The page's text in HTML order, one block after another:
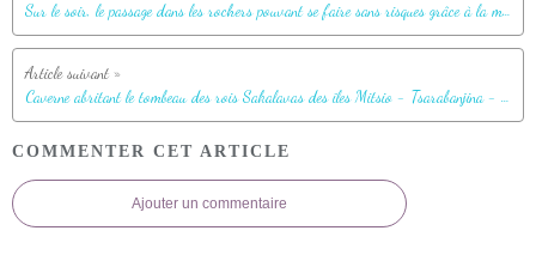
Sur le soir, le passage dans les rochers pouvant se faire sans risques grâce à la marée basse, je décide de partir honorer les rois Sakalavas des îles Mitsio - Tsarabanjina - Madagascar
Caverne abritant le tombeau des rois Sakalavas des îles Mitsio - Tsarabanjina - Madagascar
COMMENTER CET ARTICLE
Ajouter un commentaire